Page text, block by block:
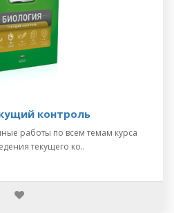
контроль
работы по всем темам курса
текущего ко..